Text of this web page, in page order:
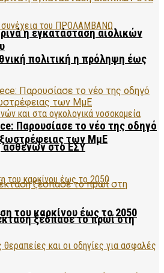
πολιτική η πρόληψη έως
ασθενών στο ΕΣΥ
του καρκίνου έως το 2050
η εγκατάσταση αιολικών
Παρουσίασε το νέο της οδηγό
των ΜμΕ
ξέσπασε το πρωί στη